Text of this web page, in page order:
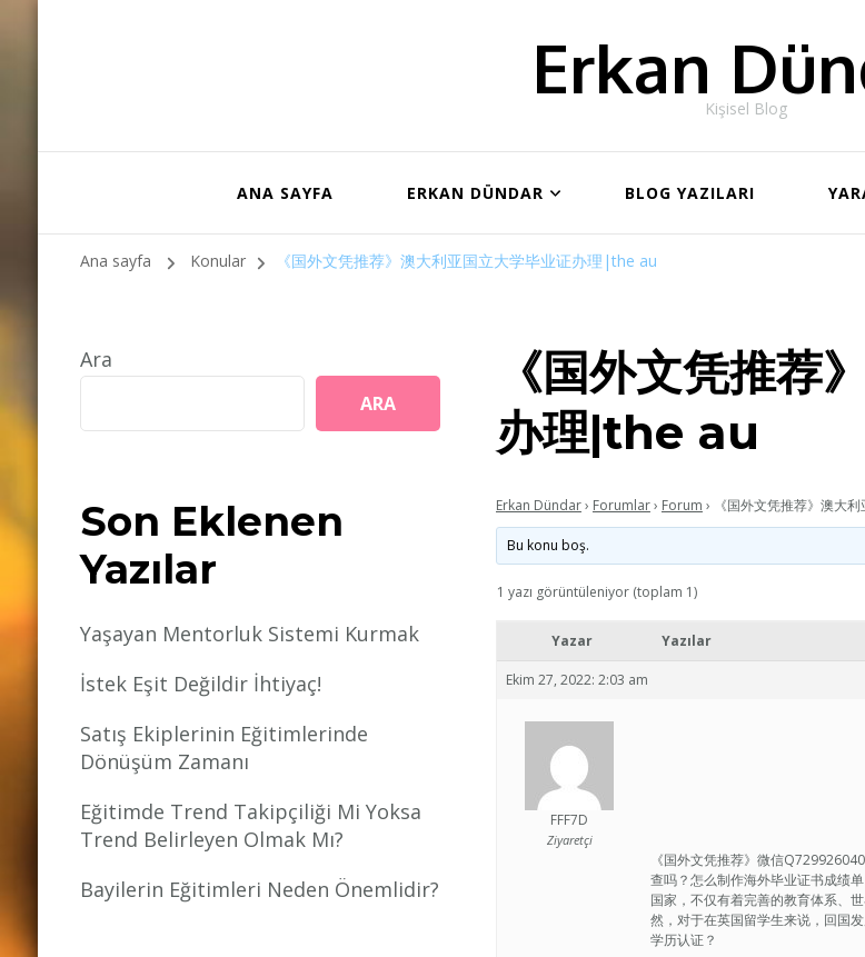
ErkanKişisel Blog
ANA SAYFA ERKAN DÜNDAR BLOG YAZILARI
Ana sayfa Konular 《国外文凭推荐》澳大利亚国立大学毕业证办理|the au
《国外文凭推荐
办理|the au
Erkan Dündar› Forumlar› Forum › 《国外文凭推荐》澳大
Bu konu boş.
1 yazı görüntüleniyor (toplam 1)
Yazar Yazılar
Ekim 27, 2022: 2:03 am
FFF7D
Ziyaretçi
《国外文凭推荐》微信
查吗？怎么制作海外毕业证书成绩
国家，不仅有着完善的教育体系、
然，对于在英国留学生来说，回国
学历认证？
Ara
ARA
Son Eklenen
Yazılar
Yaşayan Mentorluk Sistemi Kurmak
İstek Eşit Değildir İhtiyaç!
Satış Ekiplerinin Eğitimlerinde
Dönüşüm Zamanı
Eğitimde Trend Takipçiliği Mi Yoksa
Trend Belirleyen Olmak Mı?
Bayilerin Eğitimleri Neden Önemlidir?